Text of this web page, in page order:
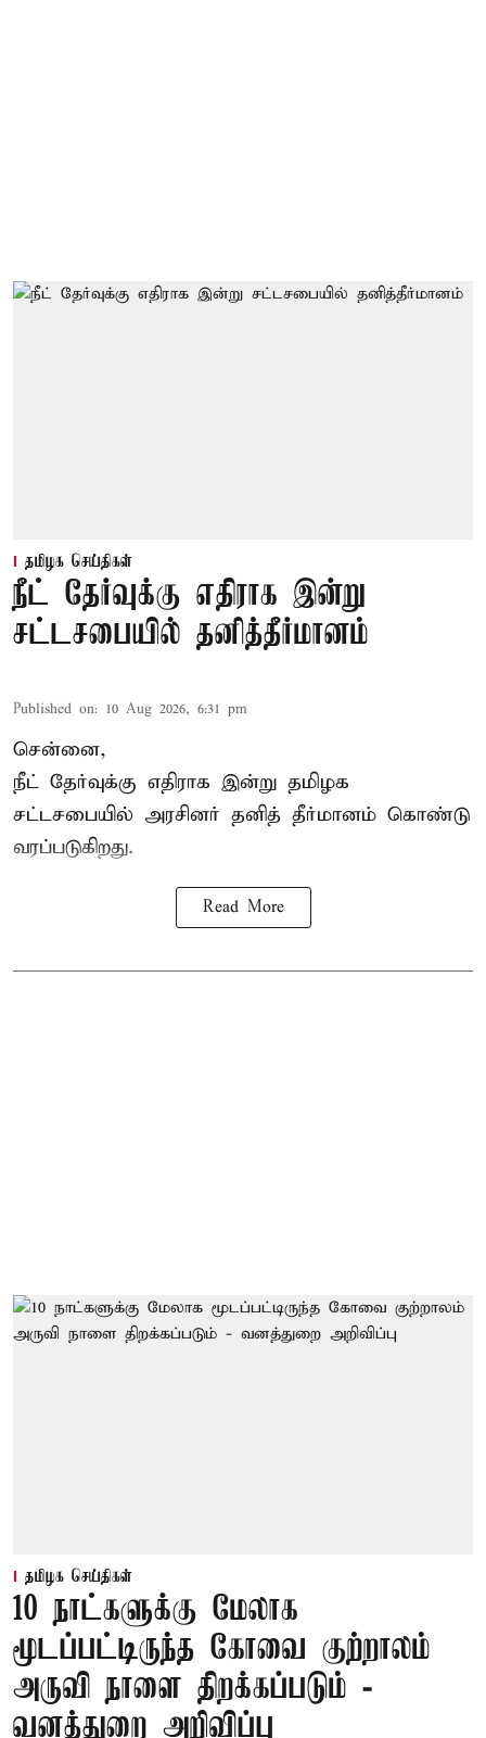
தமிழக செய்திகள்
நீட் தேர்வுக்கு எதிராக இன்று
சட்டசபையில் தனித்தீர்மானம்
Published on: 10 Aug 2026, 6:31 pm
சென்னை,
நீட் தேர்வுக்கு எதிராக இன்று தமிழக
சட்டசபையில் அரசினர் தனித் தீர்மானம் கொண்டு
வரப்படுகிறது.
Read More
தமிழக செய்திகள்
10 நாட்களுக்கு மேலாக
மூடப்பட்டிருந்த கோவை குற்றாலம்
அருவி நாளை திறக்கப்படும் -
வனத்துறை அறிவிப்பு